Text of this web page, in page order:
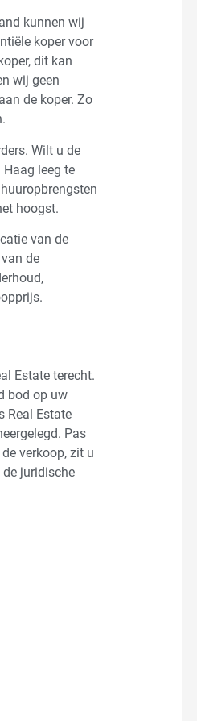
kunnen wij
koper voor
dit kan
wij geen
de koper. Zo
Wilt u de
leeg te
hoogst.
van de
de
Estate terecht.
bod op uw
Real Estate
Pas
verkoop, zit u
juridische